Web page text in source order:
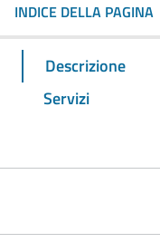
INDICE DELLA PAGINA
Descrizione
Servizi